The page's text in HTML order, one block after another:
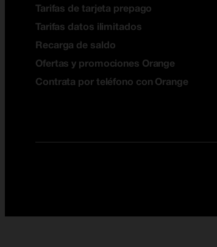
Tarifas de tarjeta prepago
Tarifas datos ilimitados
Recarga de saldo
Ofertas y promociones Orange
Contrata por teléfono con Orange